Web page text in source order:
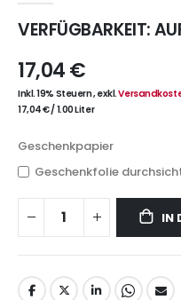
VERFÜGBARKEIT:
17,04 €
Inkl. 19% Steuern,exkl.
17,04 €/1.00 Liter
Geschenkpapier
Geschenkfolie
IN